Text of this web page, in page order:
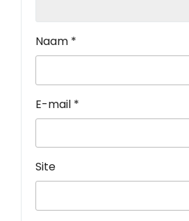
Naam *
E-mail *
Site